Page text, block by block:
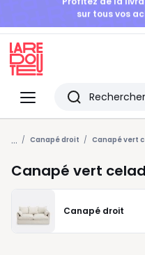
BONS PLANS |
Menu
Redoute
Rechercher
Les
derniers
articles
consultés
... Canapé droit Canapé vert
Canapé vert
Canapé droit